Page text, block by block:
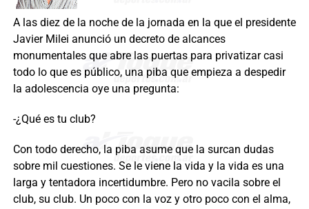
A las diez de la noche de la jornada en la que el presidente
Javier Milei anunció un decreto de alcances
monumentales que abre las puertas para privatizar casi
todo lo que es público, una piba que empieza a despedir
la adolescencia oye una pregunta:
-¿Qué es tu club?
Con todo derecho, la piba asume que la surcan dudas
sobre mil cuestiones. Se le viene la vida y la vida es una
larga y tentadora incertidumbre. Pero no vacila sobre el
club, su club. Un poco con la voz y otro poco con el alma,